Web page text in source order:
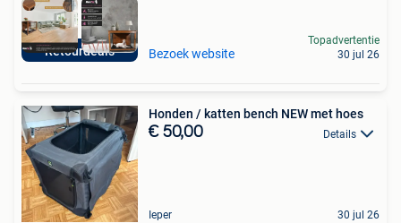
Retourdeals Bezoek website
Topadvertentie
30 jul 26
Honden / katten bench NEW met hoes
€ 50,00 Details
Ieper 30 jul 26